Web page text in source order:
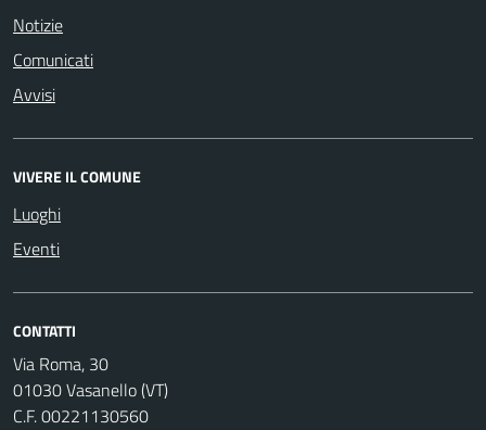
Notizie
Comunicati
Avvisi
VIVERE IL COMUNE
Luoghi
Eventi
CONTATTI
Via Roma, 30
01030 Vasanello (VT)
C.F. 00221130560